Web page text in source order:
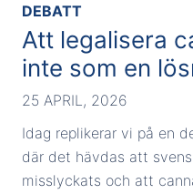
DEBATT
Att legalisera
inte som en
25 APRIL, 2026
Idag replikerar vi på en
där det hävdas att
misslyckats och att